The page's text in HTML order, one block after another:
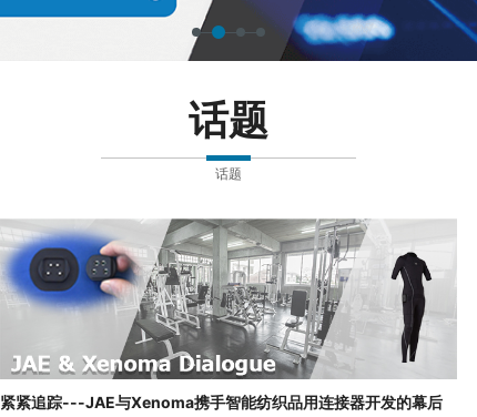
话题
话题
紧紧追踪---JAE与Xenoma携手智能纺织品用连接器开发的幕后